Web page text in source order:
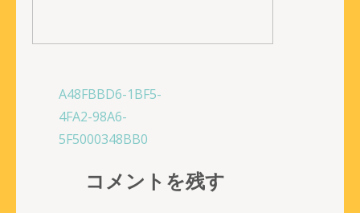
投
稿
ナ
A48FBBD6-1BF5-
4FA2-98A6-
5F5000348BB0
コメントを残す